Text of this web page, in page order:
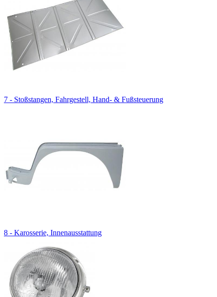
7 - Stoßstangen, Fahrgestell, Hand- & Fußsteuerung
8 - Karosserie, Innenausstattung